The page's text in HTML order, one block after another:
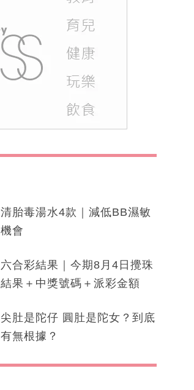
清胎毒湯水4款｜減低BB濕敏
機會
六合彩結果｜今期8月4日攪珠
結果＋中獎號碼＋派彩金額
尖肚是陀仔 圓肚是陀女？到底
有無根據？